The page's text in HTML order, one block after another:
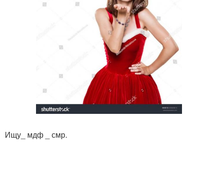
Ищу_ мдф _ смр.